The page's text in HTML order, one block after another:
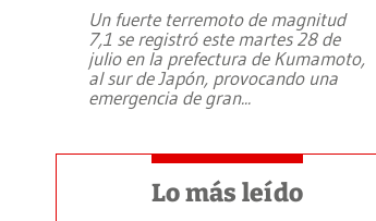
Un fuerte terremoto de magnitud
7,1 se registró este martes 28 de
julio en la prefectura de Kumamoto,
al sur de Japón, provocando una
emergencia de gran...
Lo más leído